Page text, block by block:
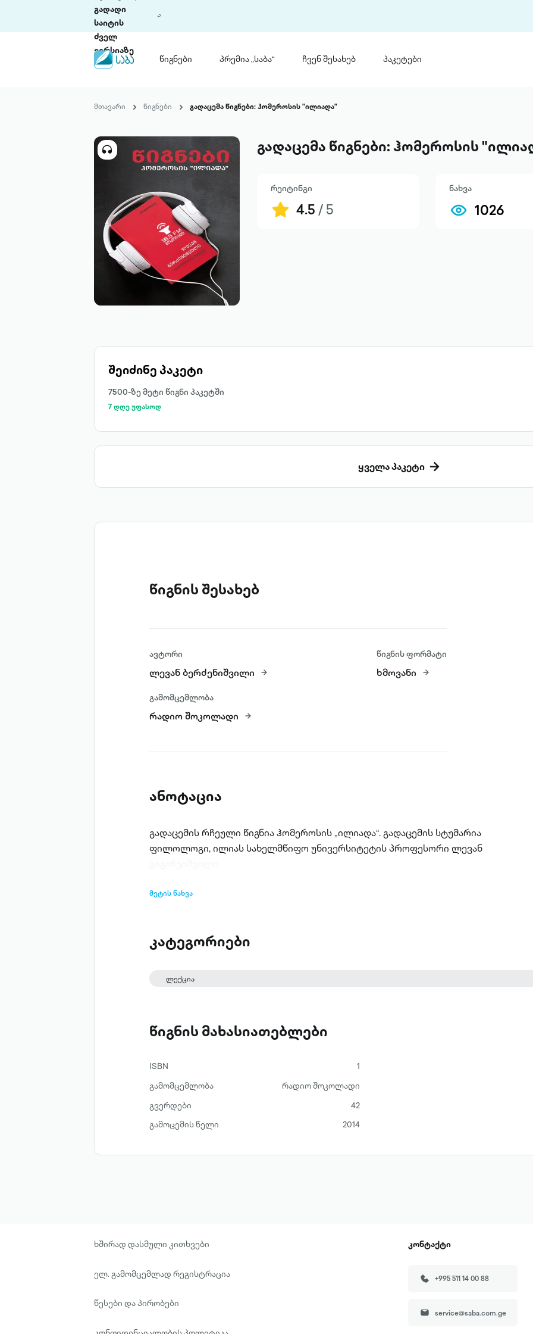
გადადი
საიტის
ძველ
ვერსიაზე
წიგნები პრემია „საბა“
ლიტერატურული პრემია „საბა“
წესდება
საკონკურსო განაცხადი
ჩვენ შესახებ პაკეტები
ჩვენ შესახებ
პაკეტები
მთავარი წიგნები გადაცემა წიგნები: ჰომეროსის "ილიადა"
გადაცემა წიგნები: ჰომეროსის
რეიტინგი
4.5/ 5
ნახვა
1026
შეიძინე პაკეტი
7500-ზე მეტი წიგნი პაკეტში
7 დღე უფასოდ
ყველა პაკეტი
წიგნის შესახებ
ავტორი
ლევან ბერძენიშვილი
გამომცემლობა
რადიო შოკოლადი
წიგნის ფორმატი
ხმოვანი
ანოტაცია
გადაცემის რჩეული წიგნია ჰომეროსის „ილიადა“. გადაცემის სტუმარია
ფილოლოგი, ილიას სახელმწიფო უნივერსიტეტის პროფესორი ლევან
მეტის ნახვა
კატეგორიები
ლექცია
წიგნის მახასიათებლები
ISBN
1
გამომცემლობა
რადიო შოკოლადი
გვერდები
42
გამოცემის წელი
2014
ხშირად დასმული კითხვები
ელ. გამომცემლად რეგისტრაცია
წესები და პირობები
კონტაქტი
+995 511 14 00 88
service@saba.com.ge